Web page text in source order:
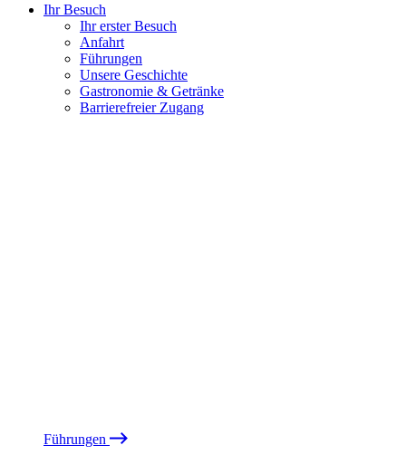
Ihr Besuch
Ihr erster Besuch
Anfahrt
Führungen
Unsere Geschichte
Gastronomie & Getränke
Barrierefreier Zugang
Führungen